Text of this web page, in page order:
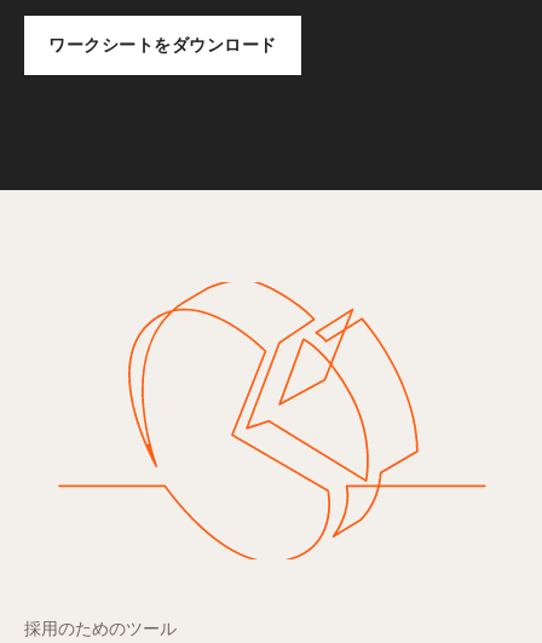
ワークシートをダウンロード
採用のためのツール